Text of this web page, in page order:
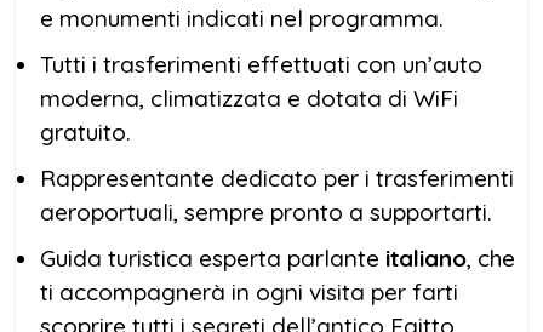
e monumenti indicati nel programma.
Tutti i trasferimenti effettuati con un’auto
moderna, climatizzata e dotata di WiFi
gratuito.
Rappresentante dedicato per i trasferimenti
aeroportuali, sempre pronto a supportarti.
Guida turistica esperta parlante italiano, che
ti accompagnerà in ogni visita per farti
scoprire tutti i segreti dell’antico Egitto.